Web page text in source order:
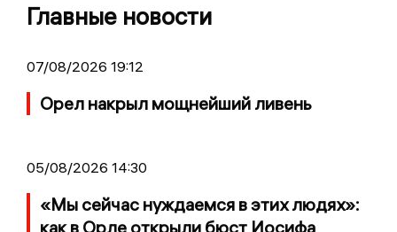
Главные новости
07/08/2026 19:12
Орел накрыл мощнейший ливень
05/08/2026 14:30
«Мы сейчас нуждаемся в этих людях»:
как в Орле открыли бюст Иосифа